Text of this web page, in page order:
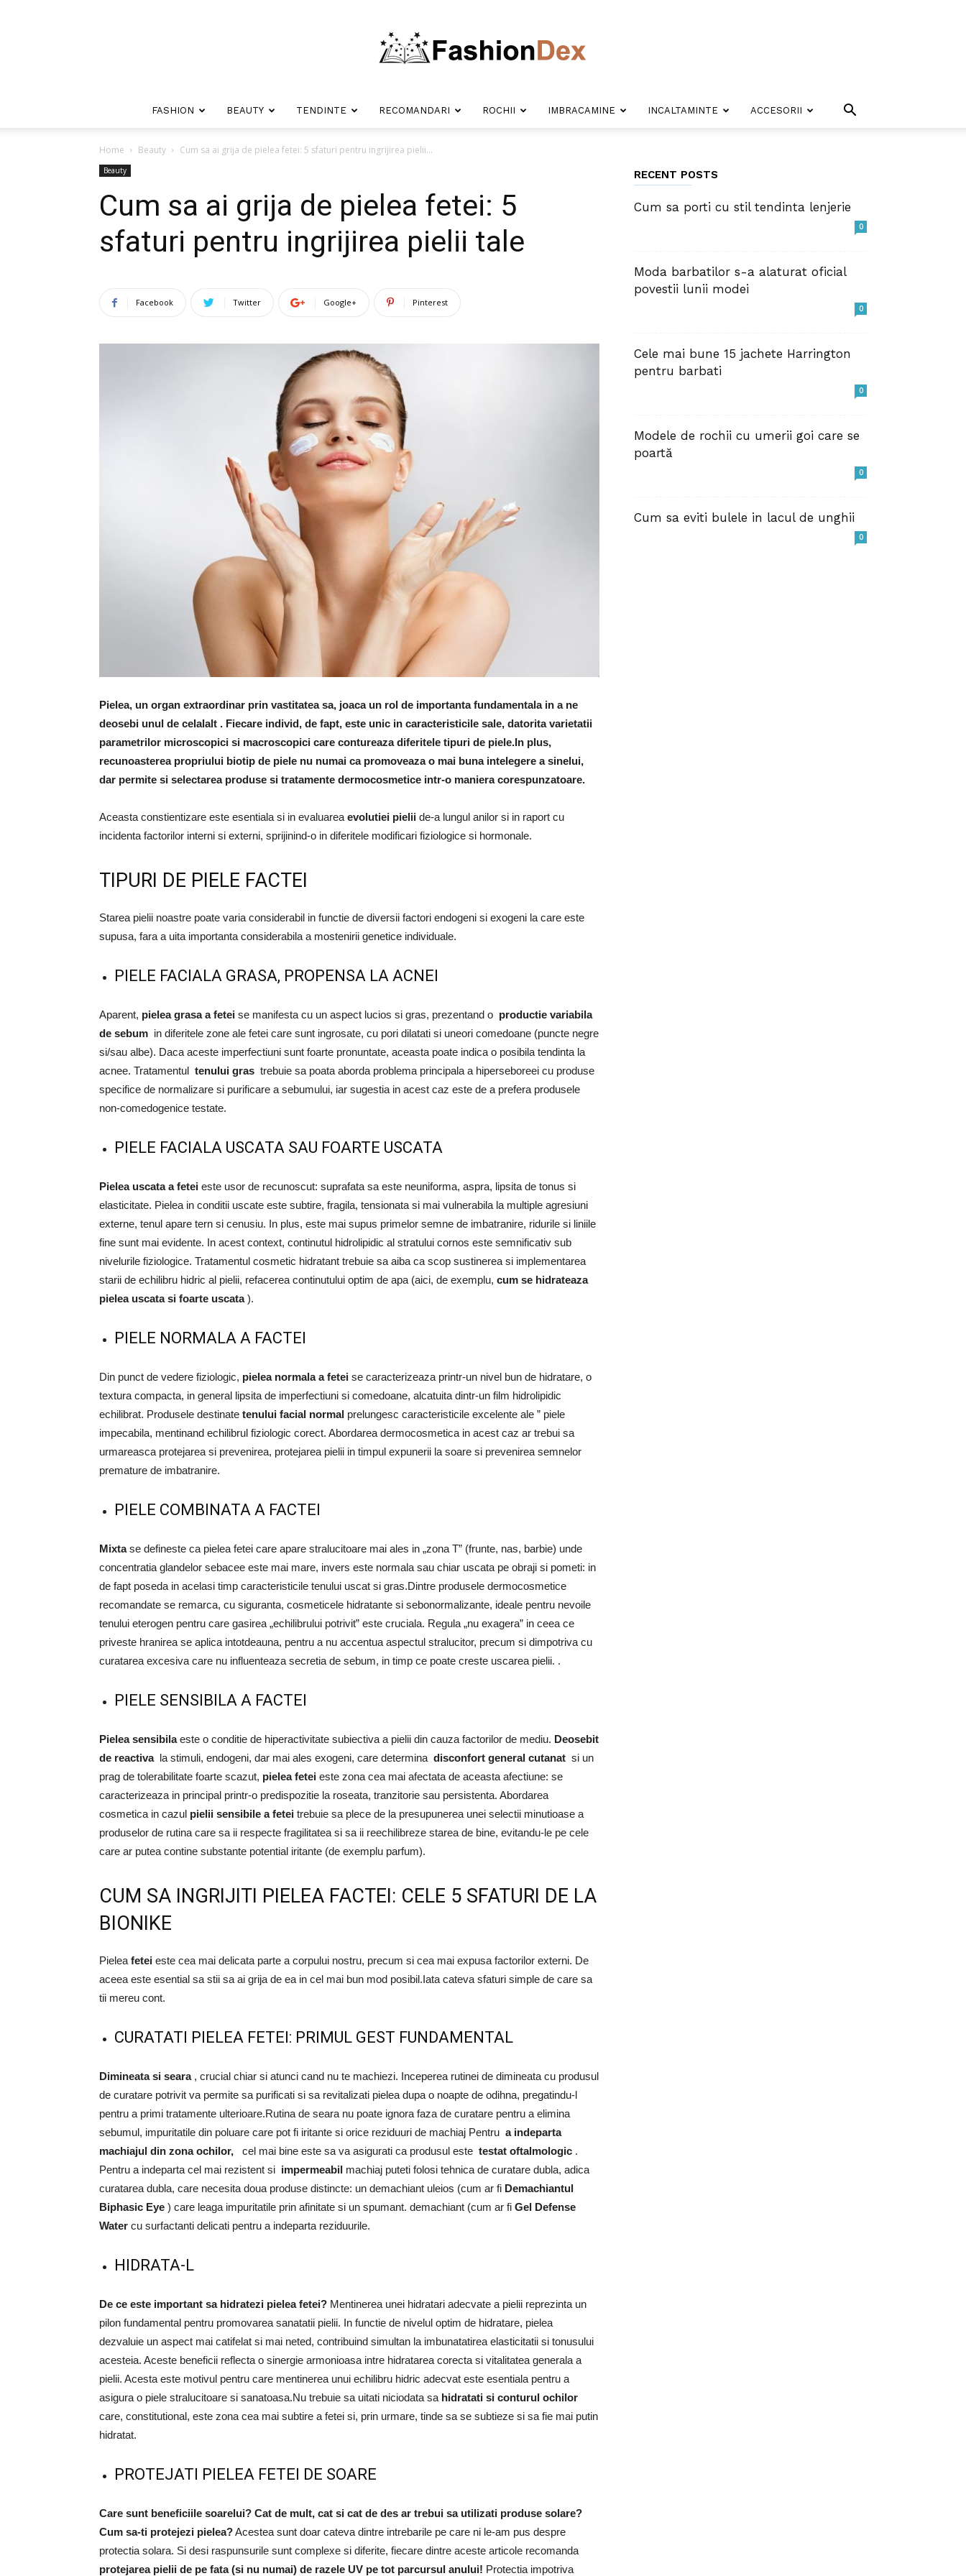
Fashion
FASHION BEAUTY TENDINTE RECOMANDARI ROCHII IMBRACAMINE INCALTAMINTE ACCESORII
Home Beauty Cum sa ai grija de pielea fetei: 5 sfaturi pentru ingrijirea pielii...
Beauty
Cum sa ai grija de pielea fetei: 5
sfaturi pentru ingrijirea pielii tale
Facebook Twitter Google+ Pinterest
Pielea, un organ extraordinar prin vastitatea sa, joaca un rol de importanta fundamentala in a ne
deosebi unul de celalalt . Fiecare individ, de fapt, este unic in caracteristicile sale, datorita varietatii
parametrilor microscopici si macroscopici care contureaza diferitele tipuri de piele.In plus,
recunoasterea propriului biotip de piele nu numai ca promoveaza o mai buna intelegere a sinelui,
dar permite si selectarea produse si tratamente dermocosmetice intr-o maniera corespunzatoare.
Aceasta constientizare este esentiala si in evaluarea evolutiei pielii de-a lungul anilor si in raport cu
incidenta factorilor interni si externi, sprijinind-o in diferitele modificari fiziologice si hormonale.
TIPURI DE PIELE FACTEI
Starea pielii noastre poate varia considerabil in functie de diversii factori endogeni si exogeni la care este
supusa, fara a uita importanta considerabila a mostenirii genetice individuale.
PIELE FACIALA GRASA, PROPENSA LA ACNEI
Aparent, pielea grasa a fetei se manifesta cu un aspect lucios si gras, prezentand o productie variabila
de sebum in diferitele zone ale fetei care sunt ingrosate, cu pori dilatati si uneori comedoane (puncte negre
si/sau albe). Daca aceste imperfectiuni sunt foarte pronuntate, aceasta poate indica o posibila tendinta la
acnee. Tratamentul tenului gras trebuie sa poata aborda problema principala a hiperseboreei cu produse
specifice de normalizare si purificare a sebumului, iar sugestia in acest caz este de a prefera produsele
non-comedogenice testate.
PIELE FACIALA USCATA SAU FOARTE USCATA
Pielea uscata a fetei este usor de recunoscut: suprafata sa este neuniforma, aspra, lipsita de tonus si
elasticitate. Pielea in conditii uscate este subtire, fragila, tensionata si mai vulnerabila la multiple agresiuni
externe, tenul apare tern si cenusiu. In plus, este mai supus primelor semne de imbatranire, ridurile si liniile
fine sunt mai evidente. In acest context, continutul hidrolipidic al stratului cornos este semnificativ sub
nivelurile fiziologice. Tratamentul cosmetic hidratant trebuie sa aiba ca scop sustinerea si implementarea
starii de echilibru hidric al pielii, refacerea continutului optim de apa (aici, de exemplu, cum se hidrateaza
pielea uscata si foarte uscata).
PIELE NORMALA A FACTEI
Din punct de vedere fiziologic, pielea normala a fetei se caracterizeaza printr-un nivel bun de hidratare, o
textura compacta, in general lipsita de imperfectiuni si comedoane, alcatuita dintr-un film hidrolipidic
echilibrat. Produsele destinate tenului facial normal prelungesc caracteristicile excelente ale ” piele
impecabila, mentinand echilibrul fiziologic corect. Abordarea dermocosmetica in acest caz ar trebui sa
urmareasca protejarea si prevenirea, protejarea pielii in timpul expunerii la soare si prevenirea semnelor
premature de imbatranire.
PIELE COMBINATA A FACTEI
Mixtase defineste ca pielea fetei care apare stralucitoare mai ales in „zona T” (frunte, nas, barbie) unde
concentratia glandelor sebacee este mai mare, invers este normala sau chiar uscata pe obraji si pometi: in
de fapt poseda in acelasi timp caracteristicile tenului uscat si gras.Dintre produsele dermocosmetice
recomandate se remarca, cu siguranta, cosmeticele hidratante si sebonormalizante, ideale pentru nevoile
tenului eterogen pentru care gasirea „echilibrului potrivit” este cruciala. Regula „nu exagera” in ceea ce
priveste hranirea se aplica intotdeauna, pentru a nu accentua aspectul stralucitor, precum si dimpotriva cu
curatarea excesiva care nu influenteaza secretia de sebum, in timp ce poate creste uscarea pielii. .
PIELE SENSIBILA A FACTEI
Pielea sensibilaeste o conditie de hiperactivitate subiectiva a pielii din cauza factorilor de mediu. Deosebit
de reactivala stimuli, endogeni, dar mai ales exogeni, care determina disconfort general cutanat si un
prag de tolerabilitate foarte scazut, pieleafetei este zona cea mai afectata de aceasta afectiune: se
caracterizeaza in principal printr-o predispozitie la roseata, tranzitorie sau persistenta. Abordarea
cosmetica in cazul pielii sensibile a fetei trebuie sa plece de la presupunerea unei selectii minutioase a
produselor de rutina care sa ii respecte fragilitatea si sa ii reechilibreze starea de bine, evitandu-le pe cele
care ar putea contine substante potential iritante (de exemplu parfum).
CUM SA INGRIJITI PIELEA FACTEI: CELE 5 SFATURI DE LA
BIONIKE
Pielea fetei este cea mai delicata parte a corpului nostru, precum si cea mai expusa factorilor externi. De
aceea este esential sa stii sa ai grija de ea in cel mai bun mod posibil.Iata cateva sfaturi simple de care sa
tii mereu cont.
CURATATI PIELEA FETEI: PRIMUL GEST FUNDAMENTAL
Dimineata si seara, crucial chiar si atunci cand nu te machiezi. Inceperea rutinei de dimineata cu produsul
de curatare potrivit va permite sa purificati si sa revitalizati pielea dupa o noapte de odihna, pregatindu-l
pentru a primi tratamente ulterioare.Rutina de seara nu poate ignora faza de curatare pentru a elimina
sebumul, impuritatile din poluare care pot fi iritante si orice reziduuri de machiaj Pentru a indeparta
machiajul din zona ochilor, cel mai bine este sa va asigurati ca produsul este testat oftalmologic .
Pentru a indeparta cel mai rezistent si impermeabil machiaj puteti folosi tehnica de curatare dubla, adica
curatarea dubla, care necesita doua produse distincte: un demachiant uleios (cum ar fi Demachiantul
Biphasic Eye ) care leaga impuritatile prin afinitate si un spumant. demachiant (cum ar fi Gel Defense
Water cu surfactanti delicati pentru a indeparta reziduurile.
HIDRATA-L
De ce este important sa hidratezi pielea fetei? Mentinerea unei hidratari adecvate a pielii reprezinta un
pilon fundamental pentru promovarea sanatatii pielii. In functie de nivelul optim de hidratare, pielea
dezvaluie un aspect mai catifelat si mai neted, contribuind simultan la imbunatatirea elasticitatii si tonusului
acesteia. Aceste beneficii reflecta o sinergie armonioasa intre hidratarea corecta si vitalitatea generala a
pielii. Acesta este motivul pentru care mentinerea unui echilibru hidric adecvat este esentiala pentru a
asigura o piele stralucitoare si sanatoasa.Nu trebuie sa uitati niciodata sa hidratati si conturul ochilor
care, constitutional, este zona cea mai subtire a fetei si, prin urmare, tinde sa se subtieze si sa fie mai putin
hidratat.
PROTEJATI PIELEA FETEI DE SOARE
Care sunt beneficiile soarelui? Cat de mult, cat si cat de des ar trebui sa utilizati produse solare?
Cum sa-ti protejezi pielea?Acestea sunt doar cateva dintre intrebarile pe care ni le-am pus despre
protectia solara. Si desi raspunsurile sunt complexe si diferite, fiecare dintre aceste articole recomanda
protejarea pielii de pe fata (si nu numai) de razele UV pe tot parcursul anului! Protectia impotriva
RECENT POSTS
Cum sa porti cu stil tendinta lenjerie
0
Moda barbatilor s-a alaturat oficial
povestii lunii modei
0
Cele mai bune 15 jachete Harrington
pentru barbati
0
Modele de rochii cu umerii goi care se
poartă
0
Cum sa eviti bulele in lacul de unghii
0